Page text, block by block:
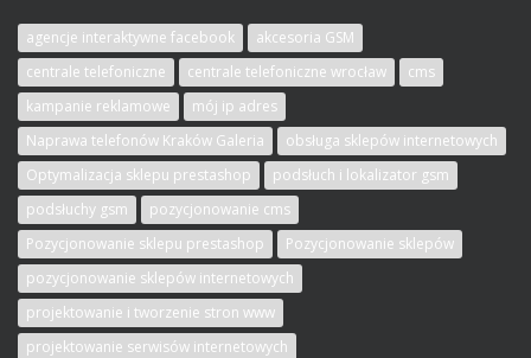
agencje interaktywne facebook
akcesoria GSM
centrale telefoniczne
centrale telefoniczne wrocław
cms
kampanie reklamowe
mój ip adres
Naprawa telefonów Kraków Galeria
obsługa sklepów internetowych
Optymalizacja sklepu prestashop
podsłuch i lokalizator gsm
podsłuchy gsm
pozycjonowanie cms
Pozycjonowanie sklepu prestashop
Pozycjonowanie sklepów
pozycjonowanie sklepów internetowych
projektowanie i tworzenie stron www
projektowanie serwisów internetowych